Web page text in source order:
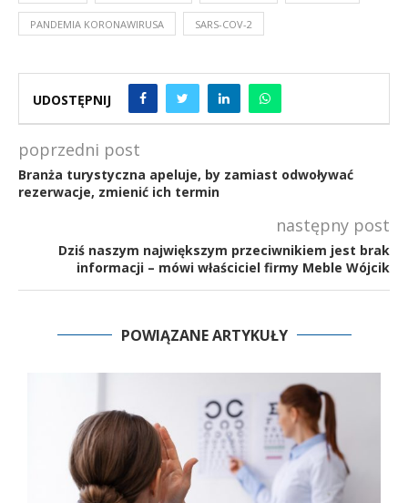
PANDEMIA KORONAWIRUSA SARS-COV-2
UDOSTĘPNIJ
poprzedni post
Branża turystyczna apeluje, by zamiast odwoływać
rezerwacje, zmienić ich termin
następny post
Dziś naszym największym przeciwnikiem jest brak
informacji – mówi właściciel firmy Meble Wójcik
POWIĄZANE ARTYKUŁY